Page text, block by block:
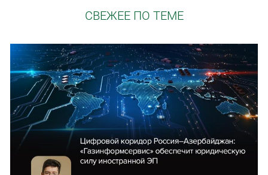
СВЕЖЕЕ ПО ТЕМЕ